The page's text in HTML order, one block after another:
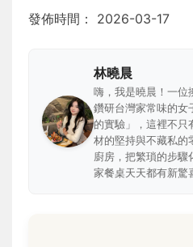
發佈時間： 2026-03-17
林曉晨
嗨，我是曉晨！一位
鑽研台灣家常味的女
的實驗」，這裡不只
材的堅持與不藏私的
廚房，把繁瑣的步驟
家餐桌天天都有新驚